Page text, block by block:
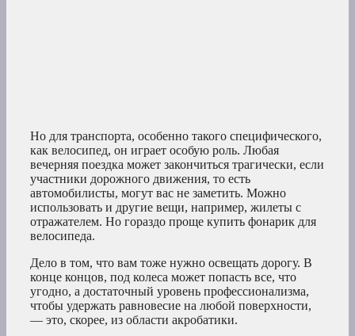
Но для транспорта, особенно такого специфического,
как велосипед, он играет особую роль. Любая
вечерняя поездка может закончиться трагически, если
участники дорожного движения, то есть
автомобилисты, могут вас не заметить. Можно
использовать и другие вещи, например, жилеты с
отражателем. Но гораздо проще купить фонарик для
велосипеда.
Дело в том, что вам тоже нужно освещать дорогу. В
конце концов, под колеса может попасть все, что
угодно, а достаточный уровень профессионализма,
чтобы удержать равновесие на любой поверхности,
— это, скорее, из области акробатики.